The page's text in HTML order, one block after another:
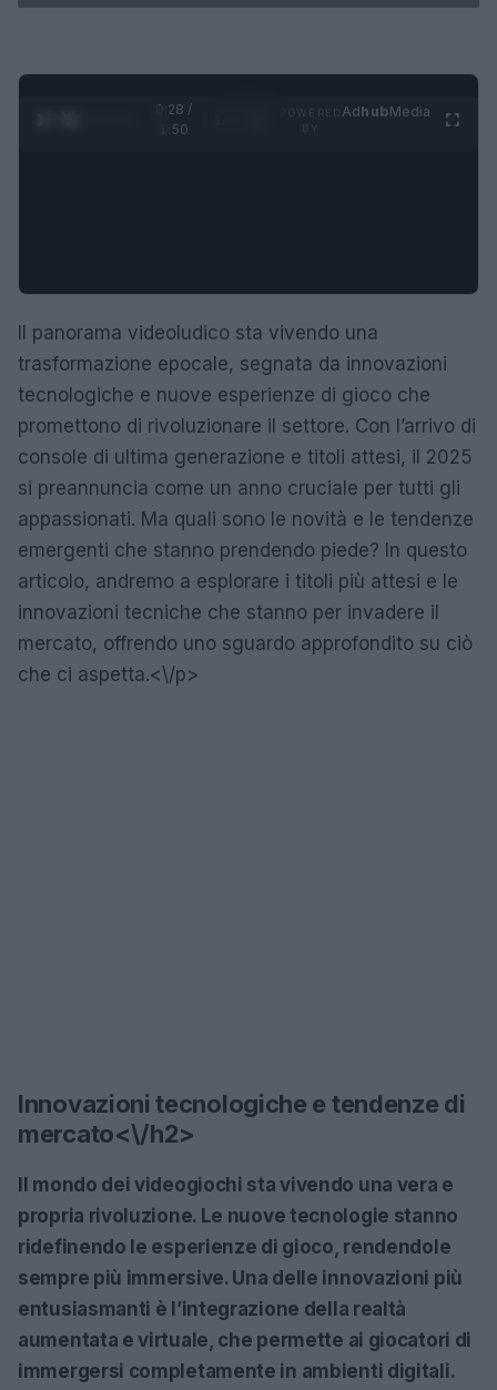
0:29 /
1:50
AdhubMedia
Il panorama videoludico sta vivendo una
trasformazione epocale, segnata da innovazioni
tecnologiche e nuove esperienze di gioco che
promettono di rivoluzionare il settore. Con l’arrivo di
console di ultima generazione e titoli attesi, il 2025
si preannuncia come un anno cruciale per tutti gli
appassionati. Ma quali sono le novità e le tendenze
emergenti che stanno prendendo piede? In questo
articolo, andremo a esplorare i titoli più attesi e le
innovazioni tecniche che stanno per invadere il
mercato, offrendo uno sguardo approfondito su ciò
che ci aspetta.<\/p>
Innovazioni tecnologiche e tendenze di
mercato<\/h2>
Il mondo dei videogiochi sta vivendo una vera e
propria rivoluzione. Le nuove tecnologie stanno
ridefinendo le esperienze di gioco, rendendole
sempre più immersive. Una delle innovazioni più
entusiasmanti è l’integrazione della realtà
aumentata e virtuale, che permette ai giocatori di
immergersi completamente in ambienti digitali.